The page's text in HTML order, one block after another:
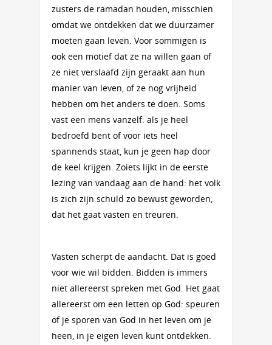
zusters de ramadan houden, misschien
omdat we ontdekken dat we duurzamer
moeten gaan leven. Voor sommigen is
ook een motief dat ze na willen gaan of
ze niet verslaafd zijn geraakt aan hun
manier van leven, of ze nog vrijheid
hebben om het anders te doen. Soms
vast een mens vanzelf: als je heel
bedroefd bent of voor iets heel
spannends staat, kun je geen hap door
de keel krijgen. Zoiets lijkt in de eerste
lezing van vandaag aan de hand: het volk
is zich zijn schuld zo bewust geworden,
dat het gaat vasten en treuren.
Vasten scherpt de aandacht. Dat is goed
voor wie wil bidden. Bidden is immers
niet allereerst spreken met God. Het gaat
allereerst om een letten op God: speuren
of je sporen van God in het leven om je
heen, in je eigen leven kunt ontdekken.